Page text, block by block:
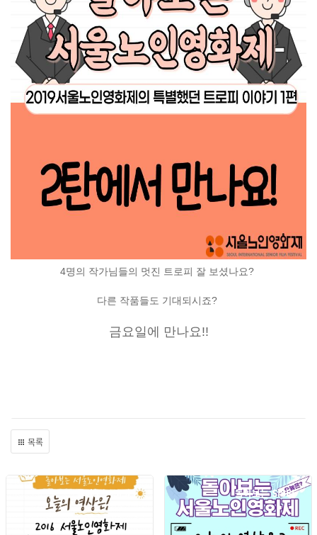
4명의 작가님들의 멋진 트로피 잘 보셨나요?
다른 작품들도 기대되시죠?
금요일에 만나요!!
목록
돌아보는 SISFF 돌아보는 SISFF